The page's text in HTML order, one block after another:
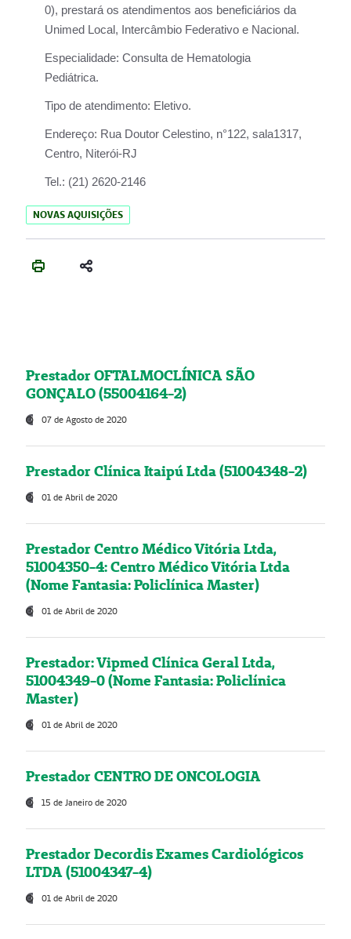
0), prestará os atendimentos aos beneficiários da
Unimed Local, Intercâmbio Federativo e Nacional.
Especialidade: Consulta de Hematologia
Pediátrica.
Tipo de atendimento: Eletivo.
Endereço: Rua Doutor Celestino, n°122, sala1317,
Centro, Niterói-RJ
Tel.: (21) 2620-2146
NOVAS AQUISIÇÕES
Prestador OFTALMOCLÍNICA SÃO
GONÇALO (55004164-2)
07 de Agosto de 2020
Prestador Clínica Itaipú Ltda (51004348-2)
01 de Abril de 2020
Prestador Centro Médico Vitória Ltda,
51004350-4: Centro Médico Vitória Ltda
(Nome Fantasia: Policlínica Master)
01 de Abril de 2020
Prestador: Vipmed Clínica Geral Ltda,
51004349-0 (Nome Fantasia: Policlínica
Master)
01 de Abril de 2020
Prestador CENTRO DE ONCOLOGIA
15 de Janeiro de 2020
Prestador Decordis Exames Cardiológicos
LTDA (51004347-4)
01 de Abril de 2020